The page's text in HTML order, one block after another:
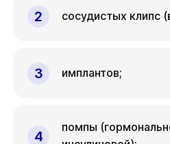
сосудистых клипс
имплантов;
помпы